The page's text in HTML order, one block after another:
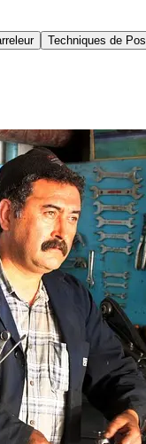
Techniques de